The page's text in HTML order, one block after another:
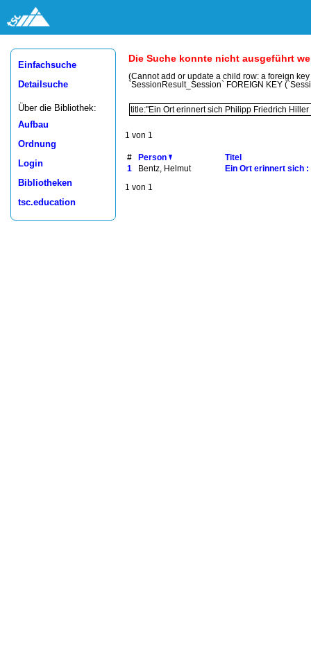
Einfachsuche
Detailsuche
Über die Bibliothek:
Aufbau
Ordnung
Login
Bibliotheken
tsc.education
Die Suche konnte nicht ausgeführt
(Cannot add or update a child row: a foreign
`SessionResult_Session` FOREIGN KEY
1 von 1
# Person
Titel
1
Bentz, Helmut Ein Ort erinnert sich
1 von 1